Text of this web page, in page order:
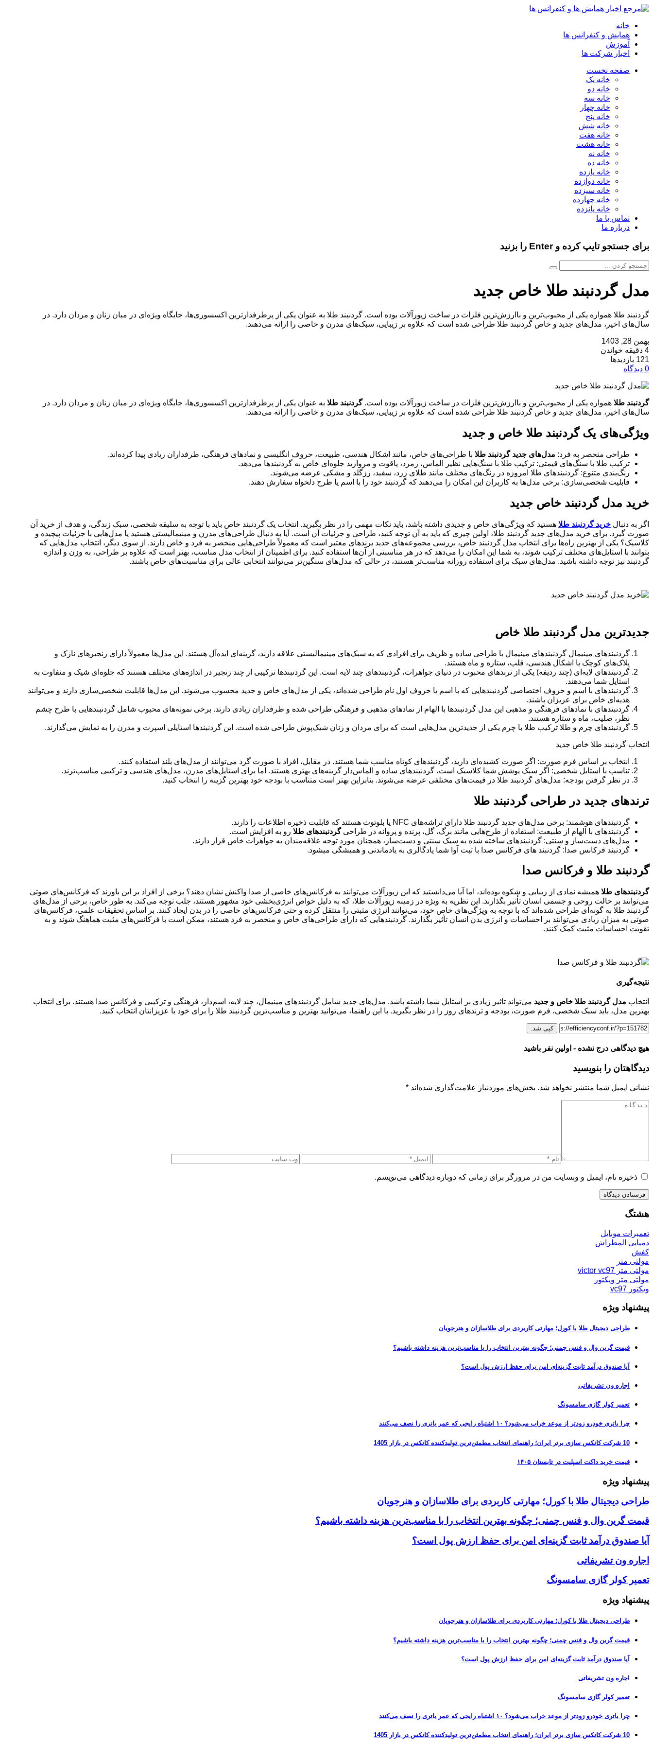
خانه
همایش و کنفرانس ها
آموزش
اخبار شرکت ها
صفحه نخست
خانه یک
خانه دو
خانه سه
خانه چهار
خانه پنج
خانه شش
خانه هفت
خانه هشت
خانه نه
خانه ده
خانه یازده
خانه دوازده
خانه سیزده
خانه چهارده
خانه پانزده
تماس با ما
درباره ما
برای جستجو تایپ کرده و Enter را بزنید
مدل گردنبند طلا خاص جدید
گردنبند طلا همواره یکی از محبوب‌ترین و باارزش‌ترین فلزات در ساخت زیورآلات بوده است. گردنبند طلا به عنوان یکی از پرطرفدارترین اکسسوری‌ها، جایگاه ویژه‌ای در میان زنان و مردان دارد. در
سال‌های اخیر، مدل‌های جدید و خاص گردنبند طلا طراحی شده‌ است که علاوه بر زیبایی، سبک‌های مدرن و خاصی را ارائه می‌دهند.
بهمن 28, 1403
4 دقیقه خواندن
121 بازدیدها
0 دیدگاه
گردنبند طلا همواره یکی از محبوب‌ترین و باارزش‌ترین فلزات در ساخت زیورآلات بوده است.گردنبند طلا به عنوان یکی از پرطرفدارترین اکسسوری‌ها، جایگاه ویژه‌ای در میان زنان و مردان دارد. در
سال‌های اخیر، مدل‌های جدید و خاص گردنبند طلا طراحی شده‌ است که علاوه بر زیبایی، سبک‌های مدرن و خاصی را ارائه می‌دهند.
ویژگی‌های یک گردنبند طلا خاص و جدید
طراحی منحصر به فرد: مدل‌های جدید گردنبند طلا با طراحی‌های خاص، مانند اشکال هندسی، طبیعت، حروف انگلیسی و نمادهای فرهنگی، طرفداران زیادی پیدا کرده‌اند.
ترکیب طلا با سنگ‌های قیمتی: ترکیب طلا با سنگ‌هایی نظیر الماس، زمرد، یاقوت و مروارید جلوه‌ای خاص به گردنبندها می‌دهد.
رنگ‌بندی متنوع: گردنبندهای طلا امروزه در رنگ‌های مختلف مانند طلای زرد، سفید، رزگلد و مشکی عرضه می‌شوند.
قابلیت شخصی‌سازی: برخی مدل‌ها به کاربران این امکان را می‌دهند که گردنبند خود را با اسم یا طرح دلخواه سفارش دهند.
خرید مدل گردنبند خاص جدید
اگر به دنبال خرید گردنبند طلا هستید که ویژگی‌های خاص و جدیدی داشته باشد، باید نکات مهمی را در نظر بگیرید. انتخاب یک گردنبند خاص باید با توجه به سلیقه شخصی، سبک زندگی، و هدف از خرید آن
صورت گیرد. برای خرید مدل‌های جدید گردنبند طلا، اولین چیزی که باید به آن توجه کنید، طراحی و جزئیات آن است. آیا به دنبال طراحی‌های مدرن و مینیمالیستی هستید یا مدل‌هایی با جزئیات پیچیده و
کلاسیک؟ یکی از بهترین راه‌ها برای انتخاب مدل گردنبند خاص، بررسی مجموعه‌های جدید برندهای معتبر است که معمولاً طراحی‌هایی منحصر به فرد و خاص دارند. از سوی دیگر، انتخاب مدل‌هایی که
بتوانند با استایل‌های مختلف ترکیب شوند، به شما این امکان را می‌دهد که در هر مناسبتی از آن‌ها استفاده کنید. برای اطمینان از انتخاب مدل مناسب، بهتر است که علاوه بر طراحی، به وزن و اندازه
گردنبند نیز توجه داشته باشید. مدل‌های سبک برای استفاده روزانه مناسب‌تر هستند، در حالی که مدل‌های سنگین‌تر می‌توانند انتخابی عالی برای مناسبت‌های خاص باشند.
جدیدترین مدل‌ گردنبند طلا خاص
گردنبندهای مینیمال گردنبندهای مینیمال با طراحی ساده و ظریف برای افرادی که به سبک‌های مینیمالیستی علاقه دارند، گزینه‌ای ایده‌آل هستند. این مدل‌ها معمولاً دارای زنجیرهای نازک و
پلاک‌های کوچک با اشکال هندسی، قلب، ستاره و ماه هستند.
گردنبندهای لایه‌ای (چند ردیفه) یکی از ترندهای محبوب در دنیای جواهرات، گردنبندهای چند لایه است. این گردنبندها ترکیبی از چند زنجیر در اندازه‌های مختلف هستند که جلوه‌ای شیک و متفاوت به
استایل شما می‌دهند.
گردنبندهای با اسم و حروف اختصاصی گردنبندهایی که با اسم یا حروف اول نام طراحی شده‌اند، یکی از مدل‌های خاص و جدید محسوب می‌شوند. این مدل‌ها قابلیت شخصی‌سازی دارند و می‌توانند
هدیه‌ای خاص برای عزیزان باشند.
گردنبندهای با نمادهای فرهنگی و مذهبی این مدل گردنبندها با الهام از نمادهای مذهبی و فرهنگی طراحی شده و طرفداران زیادی دارند. برخی نمونه‌های محبوب شامل گردنبندهایی با طرح چشم
نظر، صلیب، ماه و ستاره هستند.
گردنبندهای چرم و طلا ترکیب طلا با چرم یکی از جدیدترین مدل‌هایی است که برای مردان و زنان شیک‌پوش طراحی شده است. این گردنبندها استایلی اسپرت و مدرن را به نمایش می‌گذارند.
انتخاب گردنبند طلا خاص جدید
انتخاب بر اساس فرم صورت: اگر صورت کشیده‌ای دارید، گردنبندهای کوتاه مناسب شما هستند. در مقابل، افراد با صورت گرد می‌توانند از مدل‌های بلند استفاده کنند.
تناسب با استایل شخصی: اگر سبک پوشش شما کلاسیک است، گردنبندهای ساده و الماس‌دار گزینه‌های بهتری هستند. اما برای استایل‌های مدرن، مدل‌های هندسی و ترکیبی مناسب‌ترند.
در نظر گرفتن بودجه: مدل‌های گردنبند طلا در قیمت‌های مختلفی عرضه می‌شوند. بنابراین بهتر است متناسب با بودجه خود بهترین گزینه را انتخاب کنید.
ترندهای جدید در طراحی گردنبند طلا
گردنبندهای هوشمند: برخی مدل‌های جدید گردنبند طلا دارای تراشه‌های NFC یا بلوتوث هستند که قابلیت ذخیره اطلاعات را دارند.
گردنبندهای با الهام از طبیعت: استفاده از طرح‌هایی مانند برگ، گل، پرنده و پروانه در طراحیگردنبندهای طلا رو به افزایش است.
مدل‌های دست‌ساز و سنتی: گردنبندهای ساخته شده به سبک سنتی و دست‌ساز، همچنان مورد توجه علاقه‌مندان به جواهرات خاص قرار دارند.
گردنبند فرکانس صدا: گردنبند های فرکانس صدا با ثبت آوا شما یادگالری به یادماندنی و همیشگی میشود.
گردنبند طلا و فرکانس صدا
گردنبندهای طلا همیشه نمادی از زیبایی و شکوه بوده‌اند، اما آیا می‌دانستید که این زیورآلات می‌توانند به فرکانس‌های خاصی از صدا واکنش نشان دهند؟ برخی از افراد بر این باورند که فرکانس‌های صوتی
می‌توانند بر حالت روحی و جسمی انسان تأثیر بگذارند. این نظریه به ویژه در زمینه زیورآلات طلا، که به دلیل خواص انرژی‌بخشی خود مشهور هستند، جلب توجه می‌کند. به طور خاص، برخی از مدل‌های
گردنبند طلا به گونه‌ای طراحی شده‌اند که با توجه به ویژگی‌های خاص خود، می‌توانند انرژی مثبتی را منتقل کرده و حتی فرکانس‌های خاصی را در بدن ایجاد کنند. بر اساس تحقیقات علمی، فرکانس‌های
صوتی به میزان زیادی می‌توانند بر احساسات و انرژی بدن انسان تأثیر بگذارند. گردنبندهایی که دارای طراحی‌های خاص و منحصر به فرد هستند، ممکن است با فرکانس‌های مثبت هماهنگ شوند و به
تقویت احساسات مثبت کمک کنند.
نتیجه‌گیری
انتخاب مدل گردنبند طلا خاص و جدید می‌تواند تاثیر زیادی بر استایل شما داشته باشد. مدل‌های جدید شامل گردنبندهای مینیمال، چند لایه، اسم‌دار، فرهنگی و ترکیبی و فرکانس صدا هستند. برای انتخاب
بهترین مدل، باید سبک شخصی، فرم صورت، بودجه و ترندهای روز را در نظر بگیرید. با این راهنما، می‌توانید بهترین و مناسب‌ترین گردنبند طلا را برای خود یا عزیزانتان انتخاب کنید.
کپی شد.
هیچ دیدگاهی درج نشده - اولین نفر باشید
دیدگاهتان را بنویسید
نشانی ایمیل شما منتشر نخواهد شد. بخش‌های موردنیاز علامت‌گذاری شده‌اند *
ذخیره نام، ایمیل و وبسایت من در مرورگر برای زمانی که دوباره دیدگاهی می‌نویسم.
هشتگ
تعمیرات موبایل
دمپایی المطراش
کفش
مولتی متر
مولتی متر victor vc97
مولتی متر ویکتور
ویکتور vc97
پیشنهاد ویژه
طراحی دیجیتال طلا با کورل؛ مهارتی کاربردی برای طلاسازان و هنرجویان
قیمت گرین وال و فنس چمنی؛ چگونه بهترین انتخاب را با مناسب‌ترین هزینه داشته باشیم؟
آیا صندوق درآمد ثابت گزینه‌ای امن برای حفظ ارزش پول است؟
اجاره ون تشریفاتی
تعمیر کولر گازی سامسونگ
چرا باتری خودرو زودتر از موعد خراب می‌شود؟ ۱۰ اشتباه رایجی که عمر باتری را نصف می‌کنند
10 شرکت کانکس سازی برتر ایران؛ راهنمای انتخاب مطمئن‌ترین تولیدکننده کانکس در بازار 1405
قیمت خرید داکت اسپلیت در تابستان ۱۴۰۵
پیشنهاد ویژه
طراحی دیجیتال طلا با کورل؛ مهارتی کاربردی برای طلاسازان و هنرجویان
قیمت گرین وال و فنس چمنی؛ چگونه بهترین انتخاب را با مناسب‌ترین هزینه داشته باشیم؟
آیا صندوق درآمد ثابت گزینه‌ای امن برای حفظ ارزش پول است؟
اجاره ون تشریفاتی
تعمیر کولر گازی سامسونگ
پیشنهاد ویژه
طراحی دیجیتال طلا با کورل؛ مهارتی کاربردی برای طلاسازان و هنرجویان
قیمت گرین وال و فنس چمنی؛ چگونه بهترین انتخاب را با مناسب‌ترین هزینه داشته باشیم؟
آیا صندوق درآمد ثابت گزینه‌ای امن برای حفظ ارزش پول است؟
اجاره ون تشریفاتی
تعمیر کولر گازی سامسونگ
چرا باتری خودرو زودتر از موعد خراب می‌شود؟ ۱۰ اشتباه رایجی که عمر باتری را نصف می‌کنند
10 شرکت کانکس سازی برتر ایران؛ راهنمای انتخاب مطمئن‌ترین تولیدکننده کانکس در بازار 1405